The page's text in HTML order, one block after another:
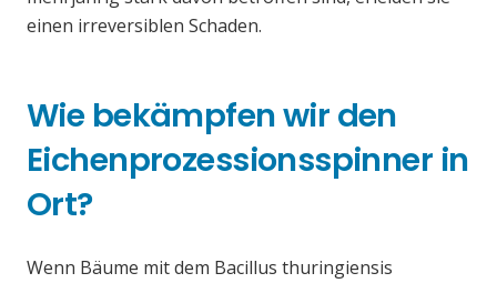
einen irreversiblen Schaden.
Wie bekämpfen wir den
Eichenprozessionsspinner in
Ort?
Wenn Bäume mit dem Bacillus thuringiensis